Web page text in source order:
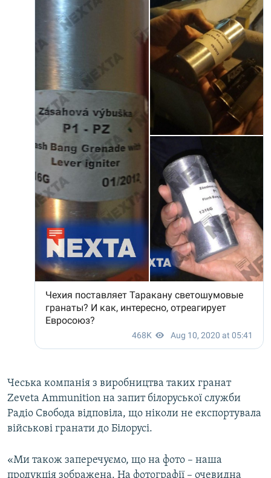
Чеська компанія з виробництва таких гранат
Zeveta Ammunition на запит білоруської служби
Радіо Свобода відповіла, що ніколи не експортувала
військові гранати до Білорусі.
«Ми також заперечуємо, що на фото – наша
продукція зображена. На фотографії – очевидна